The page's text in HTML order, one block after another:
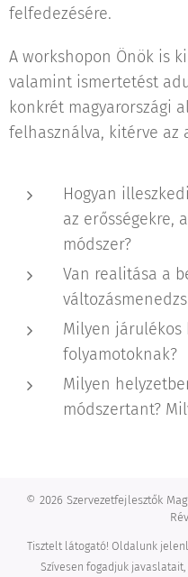
felfedezésére.
A workshopon Önök is
valamint ismertetést
konkrét magyarországi
felhasználva, kitérve az
Hogyan
az erősségekre,
módszer?
Van realitása a
Milyen járulékos
folyamotoknak?
Milyen
módszertant?
© 2026 Szervezetfejlesztők
Tisztelt látogató! Oldalunk
Szívesen fogadjuk